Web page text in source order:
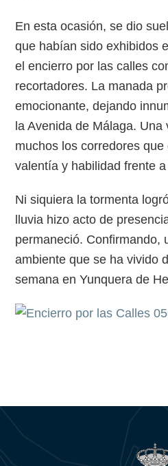
En esta ocasión, se dio
que habían sido exhibidos
el encierro por las calles
recortadores. La manada
emocionante, dejando
la Avenida de Málaga. Una
muchos los corredores que
valentía y habilidad frente
Ni siquiera la tormenta
lluvia hizo acto de
permaneció. Confirmando,
ambiente que se ha vivido
semana en Yunquera de